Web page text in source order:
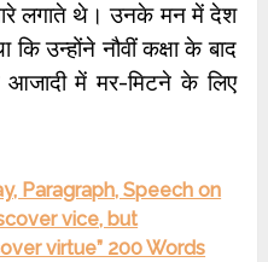
लगाते थे। उनके मन में देश
उन्होंने नौवीं कक्षा के बाद
में मर-मिटने के लिए
Paragraph, Speech on
vice, but
virtue” 200 Words